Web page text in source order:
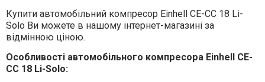
Купити автомобільний компресор Einhell CE-CC 18 Li-
Solo Ви можете в нашому інтернет-магазині за
відмінною ціною.
Особливості автомобільного компресора Einhell CE-
CC 18 Li-Solo: